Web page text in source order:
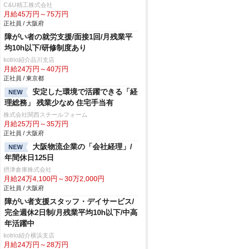
C&U精工株式会社
月給45万円～75万円
正社員 / 大阪府
障がい者の就労支援/面接1回/月残業平
均10h以下/研修制度あり
kotrio紹介品川支店
月給24万円～40万円
正社員 / 東京都
NEW
安定した環境で活躍できる「経
理総務」 残業少なめ 住宅手当有
株式会社関西スチールフォーム
月給25万円～35万円
正社員 / 大阪府
NEW
大阪物流企業の「会社経理」/
年間休日125日
摂津倉庫株式会社
月給24万4,100円～30万2,000円
正社員 / 大阪府
障がい者支援スタッフ・デイサービス/
完全週休2日制/月残業平均10h以下/中高
年活躍中
kotrio紹介横浜支店
月給24万円～28万円